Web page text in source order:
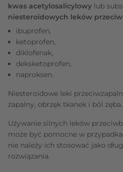
kwas acetylosalicylowy lub
niesteroidowych leków
ibuprofen,
ketoprofen,
diklofenak,
deksketoprofen,
naproksen.
Niesteroidowe leki
zapalny, obrzęk tkanek i ból zęba.
Używanie silnych leków
może być pomocne w
nie należy ich stosować jako
rozwiązania.